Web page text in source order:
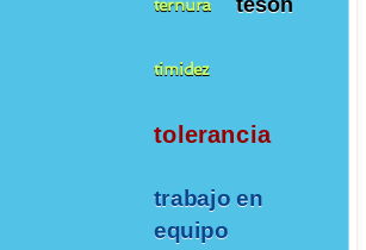
ternura teson
timidez
tolerancia
trabajo en
equipo